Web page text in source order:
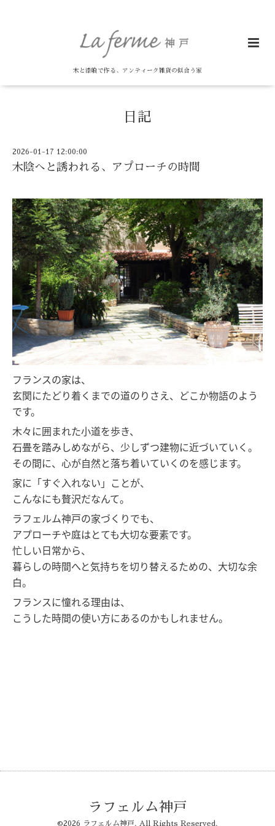
木と漆喰で作る、アンティーク雑貨の似合う家
日記
2026-01-17 12:00:00
木陰へと誘われる、アプローチの時間
フランスの家は、
玄関にたどり着くまでの道のりさえ、どこか物語のよう
です。
木々に囲まれた小道を歩き、
石畳を踏みしめながら、少しずつ建物に近づいていく。
その間に、心が自然と落ち着いていくのを感じます。
家に「すぐ入れない」ことが、
こんなにも贅沢だなんて。
ラフェルム神戸の家づくりでも、
アプローチや庭はとても大切な要素です。
忙しい日常から、
暮らしの時間へと気持ちを切り替えるための、大切な余
白。
フランスに憧れる理由は、
こうした時間の使い方にあるのかもしれません。
ラフェルム神戸
©2026 ラフェルム神戸. All Rights Reserved.